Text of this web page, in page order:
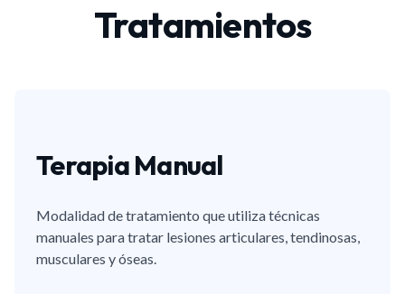
Tratamientos
Terapia Manual
Modalidad de tratamiento que utiliza técnicas
manuales para tratar lesiones articulares, tendinosas,
musculares y óseas.